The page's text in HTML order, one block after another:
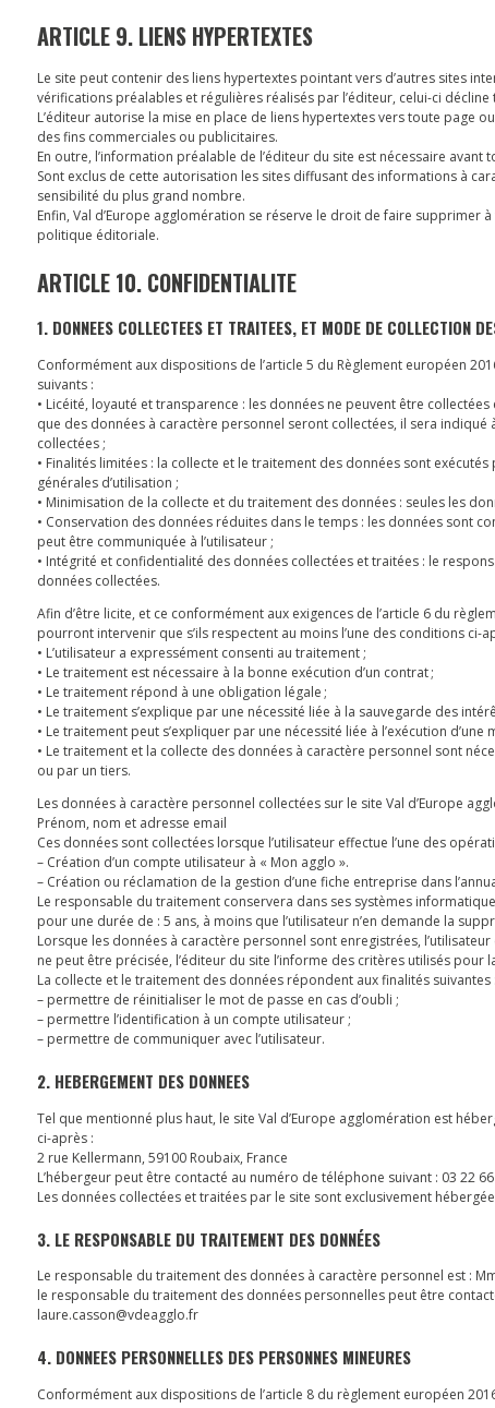
ARTICLE 9. LIENS HYPERTEXTES
Le site peut contenir des liens hypertextes pointant vers d’autres sites
vérifications préalables et régulières réalisés par l’éditeur, celui-ci
L’éditeur autorise la mise en place de liens hypertextes vers toute page
des fins commerciales ou publicitaires.
En outre, l’information préalable de l’éditeur du site est nécessaire avant
Sont exclus de cette autorisation les sites diffusant des informations à
sensibilité du plus grand nombre.
Enfin, Val d’Europe agglomération se réserve le droit de faire supprimer
politique éditoriale.
ARTICLE 10. CONFIDENTIALITE
1. DONNEES COLLECTEES ET TRAITEES, ET MODE DE COLLECTION
Conformément aux dispositions de l’article 5 du Règlement européen
suivants :
• Licéité, loyauté et transparence : les données ne peuvent être
que des données à caractère personnel seront collectées, il sera
collectées ;
• Finalités limitées : la collecte et le traitement des données sont
générales d’utilisation ;
• Minimisation de la collecte et du traitement des données : seules les
• Conservation des données réduites dans le temps : les données sont
peut être communiquée à l’utilisateur ;
• Intégrité et confidentialité des données collectées et traitées : le
données collectées.
Afin d’être licite, et ce conformément aux exigences de l’article 6 du
pourront intervenir que s’ils respectent au moins l’une des conditions ci-
• L’utilisateur a expressément consenti au traitement ;
• Le traitement est nécessaire à la bonne exécution d’un contrat ;
• Le traitement répond à une obligation légale ;
• Le traitement s’explique par une nécessité liée à la sauvegarde des
• Le traitement peut s’expliquer par une nécessité liée à l’exécution
• Le traitement et la collecte des données à caractère personnel sont
ou par un tiers.
Les données à caractère personnel collectées sur le site Val d’Europe
Prénom, nom et adresse email
Ces données sont collectées lorsque l’utilisateur effectue l’une des
– Création d’un compte utilisateur à « Mon agglo ».
– Création ou réclamation de la gestion d’une fiche entreprise dans
Le responsable du traitement conservera dans ses systèmes
pour une durée de : 5 ans, à moins que l’utilisateur n’en demande la
Lorsque les données à caractère personnel sont enregistrées,
ne peut être précisée, l’éditeur du site l’informe des critères utilisés pour
La collecte et le traitement des données répondent aux finalités suivantes :
– permettre de réinitialiser le mot de passe en cas d’oubli ;
– permettre l’identification à un compte utilisateur ;
– permettre de communiquer avec l’utilisateur.
2. HEBERGEMENT DES DONNEES
Tel que mentionné plus haut, le site Val d’Europe agglomération est
ci-après :
2 rue Kellermann, 59100 Roubaix, France
L’hébergeur peut être contacté au numéro de téléphone suivant : 03 22
Les données collectées et traitées par le site sont exclusivement
3. LE RESPONSABLE DU TRAITEMENT DES DONNÉES
Le responsable du traitement des données à caractère personnel est :
le responsable du traitement des données personnelles peut être
laure.casson@vdeagglo.fr
4. DONNEES PERSONNELLES DES PERSONNES MINEURES
Conformément aux dispositions de l’article 8 du règlement européen